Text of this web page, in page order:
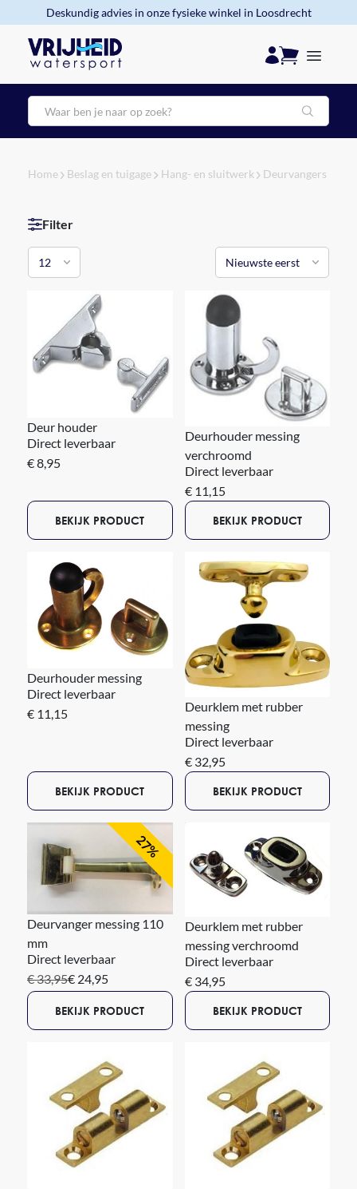
Deskundig advies in onze fysieke winkel in Loosdrecht
Zoeken
Home Beslag en tuigage Hang- en sluitwerk Deurvangers
Filter
Deur houder
Direct leverbaar
€ 8,95
BEKIJK PRODUCT
Deurhouder messing
verchroomd
Direct leverbaar
€ 11,15
BEKIJK PRODUCT
Deurhouder messing
Direct leverbaar
€ 11,15
BEKIJK PRODUCT
Deurklem met rubber
messing
Direct leverbaar
€ 32,95
BEKIJK PRODUCT
27%
Deurvanger messing 110
mm
Direct leverbaar
€ 33,95€ 24,95
BEKIJK PRODUCT
Deurklem met rubber
messing verchroomd
Direct leverbaar
€ 34,95
BEKIJK PRODUCT